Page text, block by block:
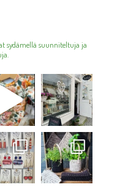
sydämellä suunniteltuja ja